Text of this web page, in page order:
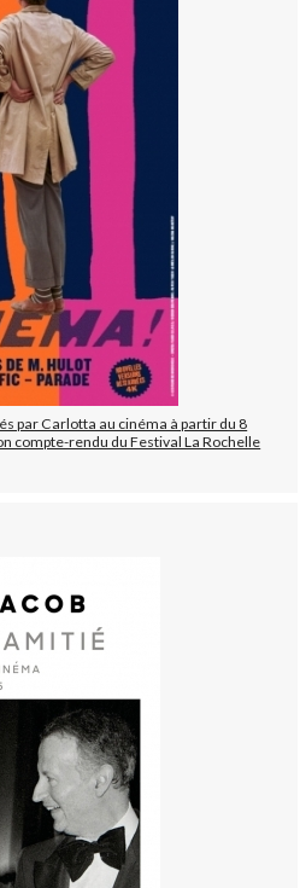
par Carlotta au cinéma à partir du 8
compte-rendu du Festival La Rochelle